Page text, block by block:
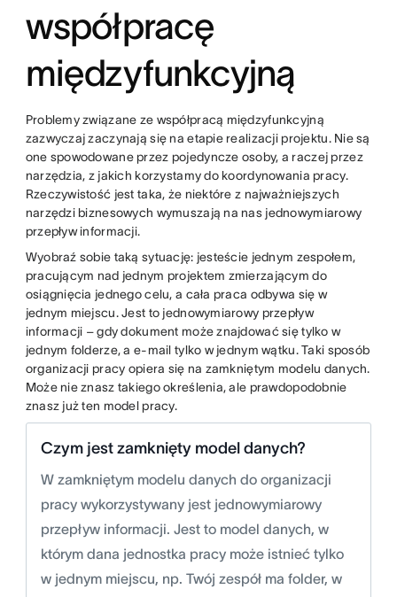
współpracę
międzyfunkcyjną
Problemy związane ze współpracą międzyfunkcyjną
zazwyczaj zaczynają się na etapie realizacji projektu. Nie są
one spowodowane przez pojedyncze osoby, a raczej przez
narzędzia, z jakich korzystamy do koordynowania pracy.
Rzeczywistość jest taka, że niektóre z najważniejszych
narzędzi biznesowych wymuszają na nas jednowymiarowy
przepływ informacji.
Wyobraź sobie taką sytuację: jesteście jednym zespołem,
pracującym nad jednym projektem zmierzającym do
osiągnięcia jednego celu, a cała praca odbywa się w
jednym miejscu. Jest to jednowymiarowy przepływ
informacji – gdy dokument może znajdować się tylko w
jednym folderze, a e-mail tylko w jednym wątku. Taki sposób
organizacji pracy opiera się na zamkniętym modelu danych.
Może nie znasz takiego określenia, ale prawdopodobnie
znasz już ten model pracy.
Czym jest zamknięty model danych?
W zamkniętym modelu danych do organizacji
pracy wykorzystywany jest jednowymiarowy
przepływ informacji. Jest to model danych, w
którym dana jednostka pracy może istnieć tylko
w jednym miejscu, np. Twój zespół ma folder, w